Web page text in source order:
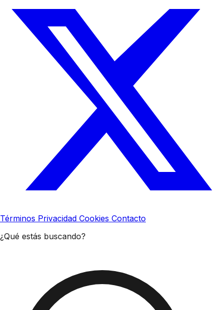
Términos Privacidad Cookies Contacto
¿Qué estás buscando?